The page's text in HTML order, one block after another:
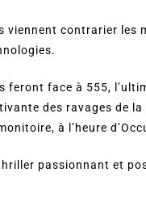
viennent contrarier les
feront face à 555,
des ravages de
à l’heure
passionnant et